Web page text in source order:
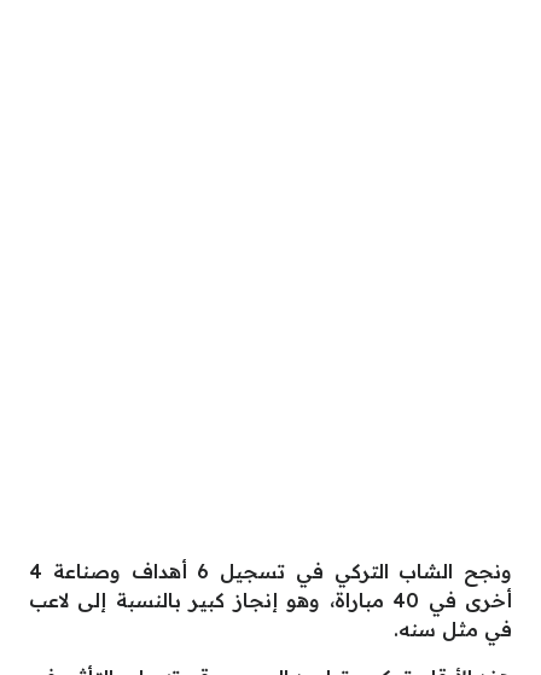
ونجح الشاب التركي في تسجيل 6 أهداف وصناعة 4
أخرى في 40 مباراة، وهو إنجاز كبير بالنسبة إلى لاعب
في مثل سنه.